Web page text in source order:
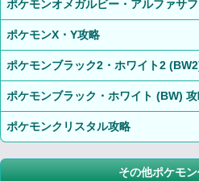
ポケモンオメガルビー・アルファサ
ポケモンX・Y攻略
ポケモンブラック2・ホワイト2
ポケモンブラック・ホワイト (BW)
ポケモンクリスタル攻略
その他ポケモ